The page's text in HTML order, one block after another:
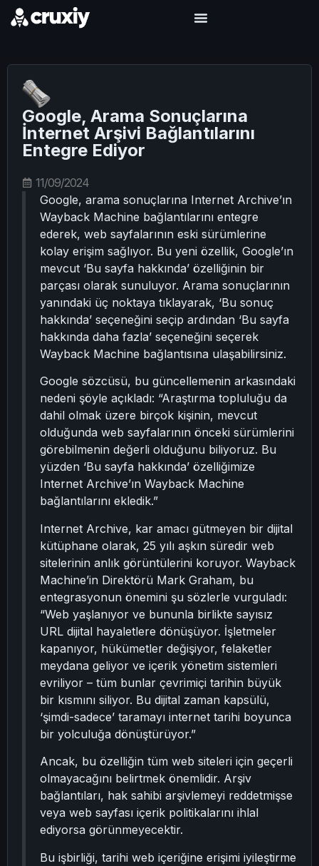
Google, Arama Sonuçlarına
İnternet Arşivi Bağlantılarını
Entegre Ediyor
11/09/2024
Google, arama sonuçlarına Internet Archive’ın
Wayback Machine bağlantılarını entegre
ederek, web sayfalarının eski sürümlerine
kolay erişim sağlıyor. Bu yeni özellik, Google’ın
mevcut ‘Bu sayfa hakkında’ özelliğinin bir
parçası olarak sunuluyor. Arama sonuçlarının
yanındaki üç noktaya tıklayarak, ‘Bu sonuç
hakkında’ seçeneğini seçip ardından ‘Bu sayfa
hakkında daha fazla’ seçeneğini seçerek
Wayback Machine bağlantısına ulaşabilirsiniz.
Google sözcüsü, bu güncellemenin arkasındaki
nedeni şöyle açıkladı: “Araştırma topluluğu da
dahil olmak üzere birçok kişinin, mevcut
olduğunda web sayfalarının önceki sürümlerini
görebilmenin değerli olduğunu biliyoruz. Bu
yüzden ‘Bu sayfa hakkında’ özelliğimize
Internet Archive’ın Wayback Machine
bağlantılarını ekledik.”
Internet Archive, kar amacı gütmeyen bir dijital
kütüphane olarak, 25 yılı aşkın süredir web
sitelerinin anlık görüntülerini koruyor. Wayback
Machine’in Direktörü Mark Graham, bu
entegrasyonun önemini şu sözlerle vurguladı:
“Web yaşlanıyor ve bununla birlikte sayısız
URL dijital hayaletlere dönüşüyor. İşletmeler
kapanıyor, hükümetler değişiyor, felaketler
meydana geliyor ve içerik yönetim sistemleri
evriliyor – tüm bunlar çevrimiçi tarihin büyük
bir kısmını siliyor. Bu dijital zaman kapsülü,
‘şimdi-sadece’ taramayı internet tarihi boyunca
bir yolculuğa dönüştürüyor.”
Ancak, bu özelliğin tüm web siteleri için geçerli
olmayacağını belirtmek önemlidir. Arşiv
bağlantıları, hak sahibi arşivlemeyi reddetmişse
veya web sayfası içerik politikalarını ihlal
ediyorsa görünmeyecektir.
Bu işbirliği, tarihi web içeriğine erişimi iyileştirme